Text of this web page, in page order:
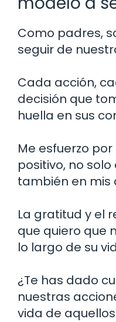
Como padres,
seguir de
Cada acción,
decisión que
huella en sus
Me esfuerzo
positivo, no
también en mis
La gratitud y el
que quiero que
lo largo de su
¿Te has dado
nuestras
vida de